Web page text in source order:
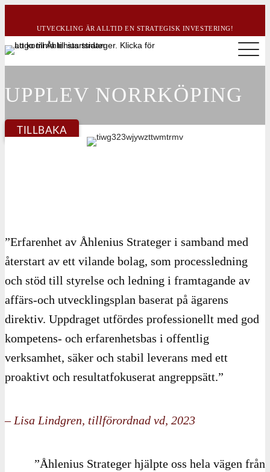
UTVECKLING ÄR ALLTID EN STRATEGISK INVESTERING!
UPPLEV NORRKÖPING
TILLBAKA
”Erfarenhet av Åhlenius Strateger i samband med
återstart av ett vilande bolag, som processledning
och stöd till styrelse och ledning i framtagande av
affärs-och utvecklingsplan baserat på ägarens
direktiv. Uppdraget utfördes professionellt med god
kompetens- och erfarenhetsbas i offentlig
verksamhet, säker och stabil leverans med ett
proaktivt och resultatfokuserat angreppsätt.”
– Lisa Lindgren, tillförordnad vd, 2023
”Åhlenius Strateger hjälpte oss hela vägen från